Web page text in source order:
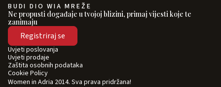
BUDI DIO WIA MREŽE
Ne propusti događaje u tvojoj blizini, primaj vijesti koje te
zanimaju
Registriraj se
Women in Adria 2014. Sva prava pridržana!
Uvjeti poslovanja
Uvjeti prodaje
Zaštita osobnih podataka
Cookie Policy